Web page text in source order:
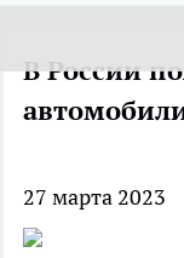
В России
27 марта 2023